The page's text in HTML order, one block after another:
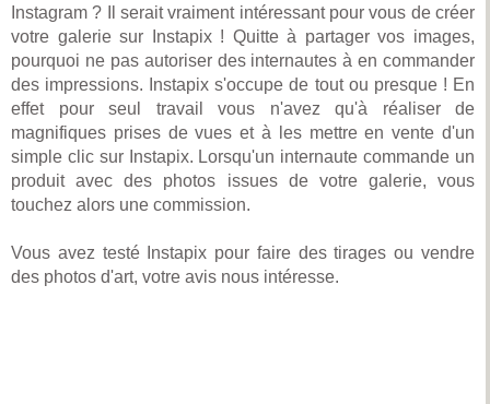
Instagram ? Il serait vraiment intéressant pour vous de créer
votre galerie sur Instapix ! Quitte à partager vos images,
pourquoi ne pas autoriser des internautes à en commander
des impressions. Instapix s'occupe de tout ou presque ! En
effet pour seul travail vous n'avez qu'à réaliser de
magnifiques prises de vues et à les mettre en vente d'un
simple clic sur Instapix. Lorsqu'un internaute commande un
produit avec des photos issues de votre galerie, vous
touchez alors une commission.
Vous avez testé Instapix pour faire des tirages ou vendre
des photos d'art, votre avis nous intéresse.